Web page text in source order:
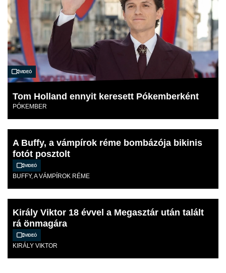
Videó
Tom Holland ennyit keresett Pókemberként
PÓKEMBER
A Buffy, a vámpírok réme bombázója bikinis
fotót posztolt
Videó
BUFFY, A VÁMPÍROK RÉME
Király Viktor 18 évvel a Megasztár után talált
rá önmagára
Videó
KIRÁLY VIKTOR